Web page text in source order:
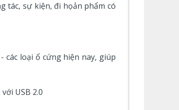
tác, sự kiện, đi họản phẩm có
các loại ổ cứng hiện nay, giúp
USB 2.0